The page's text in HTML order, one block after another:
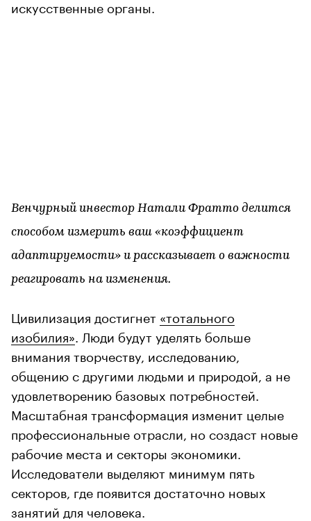
искусственные органы.
Венчурный инвестор Натали Фратто делится
способом измерить ваш «коэффициент
адаптируемости» и рассказывает о важности
реагировать на изменения.
Цивилизация достигнет «тотального
изобилия» . Люди будут уделять больше
внимания творчеству, исследованию,
общению с другими людьми и природой, а не
удовлетворению базовых потребностей.
Масштабная трансформация изменит целые
профессиональные отрасли, но создаст новые
рабочие места и секторы экономики.
Исследователи выделяют минимум пять
секторов, где появится достаточно новых
занятий для человека.